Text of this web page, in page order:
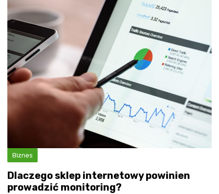
Biznes
Dlaczego sklep internetowy powinien
prowadzić monitoring?